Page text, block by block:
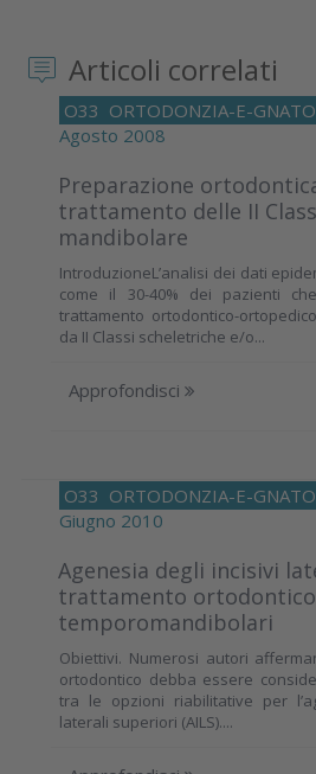
Articoli correlati
O33 ORTODONZIA-E-
Agosto 2008
Preparazione
trattamento delle II
mandibolare
IntroduzioneL’analisi dei dati
come il 30-40% dei pazienti
trattamento ortodontico-
da II Classi scheletriche e/o...
Approfondisci
O33 ORTODONZIA-E-
Giugno 2010
Agenesia degli incisivi
trattamento
temporomandibolari
Obiettivi. Numerosi autori
ortodontico debba essere
tra le opzioni riabilitative per
laterali superiori (AILS)....